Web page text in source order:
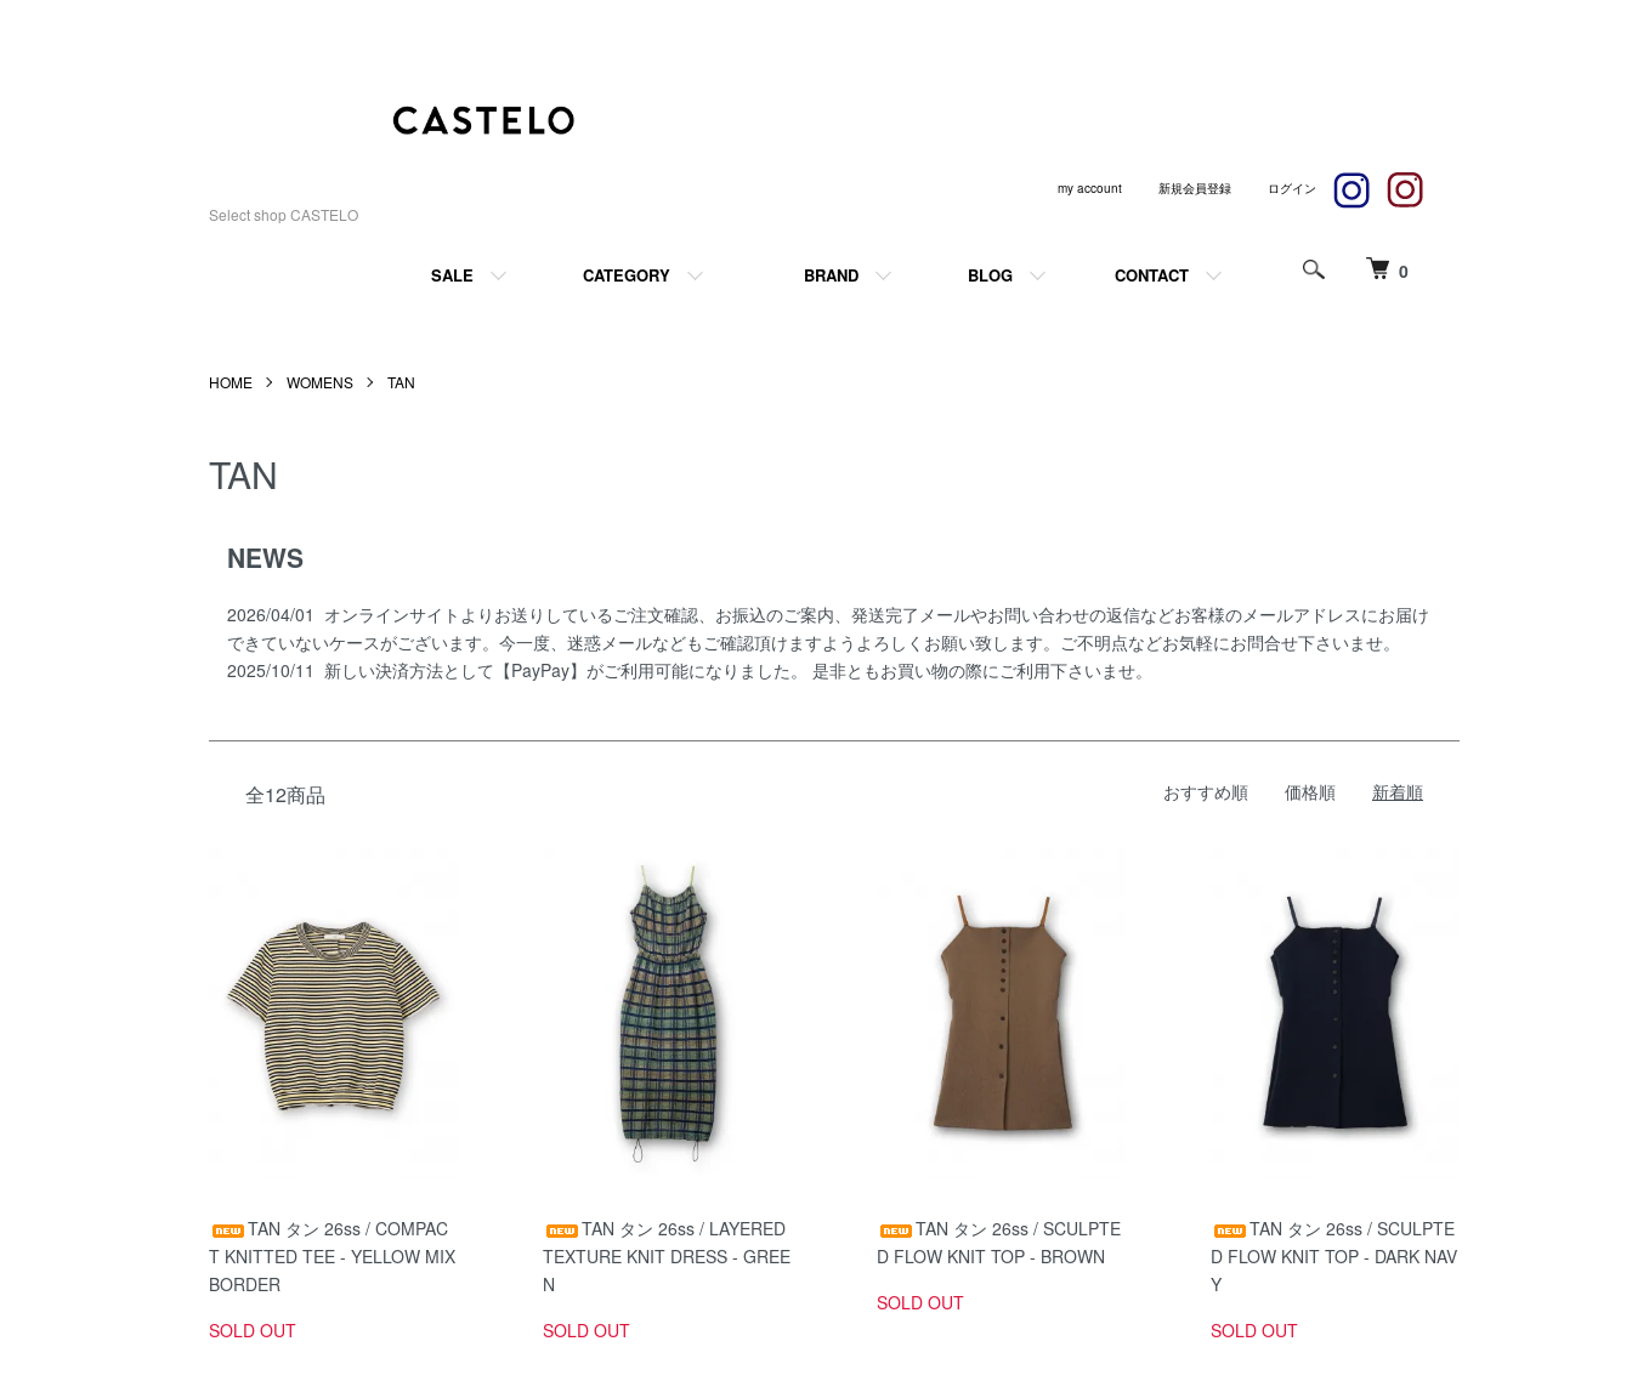
Select shop CASTELO
0
SALE CATEGORY BRAND BLOG CONTACT
my account 新規会員登録 ログイン
HOME WOMENS TAN
TAN
NEWS
2026/04/01 オンラインサイトよりお送りしているご注文確認、お振込のご案内、発送完了メールやお問い合わせの返信などお客様のメールアドレスにお届け
できていないケースがございます。今一度、迷惑メールなどもご確認頂けますようよろしくお願い致します。ご不明点などお気軽にお問合せ下さいませ。
2025/10/11 新しい決済方法として【PayPay】がご利用可能になりました。 是非ともお買い物の際にご利用下さいませ。
全12商品 おすすめ順 価格順 新着順
TAN タン 26ss / COMPAC
T KNITTED TEE - YELLOW MIX
BORDER
SOLD OUT
TAN タン 26ss / LAYERED
TEXTURE KNIT DRESS - GREE
N
SOLD OUT
TAN タン 26ss / SCULPTE
D FLOW KNIT TOP - BROWN
SOLD OUT
TAN タン 26ss / SCULPTE
D FLOW KNIT TOP - DARK NAV
Y
SOLD OUT